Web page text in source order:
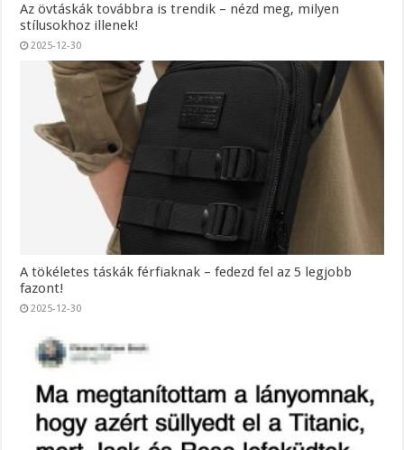
Az övtáskák továbbra is trendik – nézd meg, milyen
stílusokhoz illenek!
2025-12-30
A tökéletes táskák férfiaknak – fedezd fel az 5 legjobb
fazont!
2025-12-30